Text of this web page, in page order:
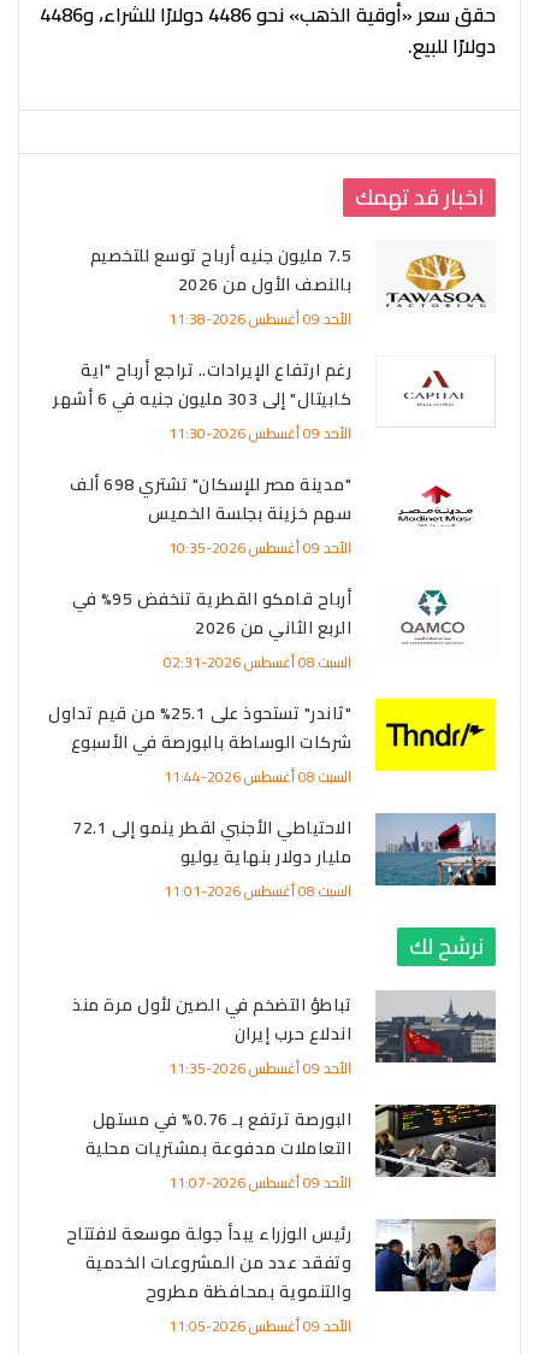
حقق سعر «أوقية الذهب» نحو 4486 دولارًا للشراء، و4486
دولارًا للبيع.
اخبار قد تهمك
7.5 مليون جنيه أرباح توسع للتخصيم
بالنصف الأول من 2026
الأحد 09 أغسطس 2026-11:38
رغم ارتفاع الإيرادات.. تراجع أرباح "اية
كابيتال" إلى 303 مليون جنيه في 6 أشهر
الأحد 09 أغسطس 2026-11:30
"مدينة مصر للإسكان" تشتري 698 ألف
سهم خزينة بجلسة الخميس
الأحد 09 أغسطس 2026-10:35
أرباح قامكو القطرية تنخفض 95% في
الربع الثاني من 2026
السبت 08 أغسطس 2026-02:31
"ثاندر" تستحوذ على 25.1% من قيم تداول
شركات الوساطة بالبورصة في الأسبوع
السبت 08 أغسطس 2026-11:44
الاحتياطي الأجنبي لقطر ينمو إلى 72.1
مليار دولار بنهاية يوليو
السبت 08 أغسطس 2026-11:01
نرشح لك
تباطؤ التضخم في الصين لأول مرة منذ
اندلاع حرب إيران
الأحد 09 أغسطس 2026-11:35
البورصة ترتفع بـ 0.76% في مستهل
التعاملات مدفوعة بمشتريات محلية
الأحد 09 أغسطس 2026-11:07
رئيس الوزراء يبدأ جولة موسعة لافتتاح
وتفقد عدد من المشروعات الخدمية
والتنموية بمحافظة مطروح
الأحد 09 أغسطس 2026-11:05